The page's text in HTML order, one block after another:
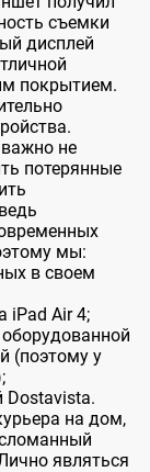
съемки
дисплей
покрытием.
важно не
потерянные
мы:
в своем
iPad Air 4;
(поэтому у
Dostavista.
на дом,
являться